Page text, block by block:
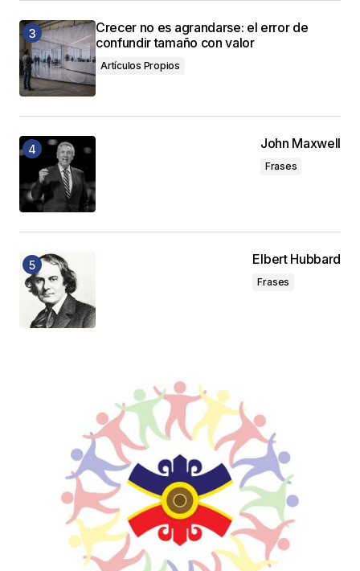
Crecer no es agrandarse: el error de
confundir tamaño con valor
Artículos Propios
John Maxwell
Frases
Elbert Hubbard
Frases